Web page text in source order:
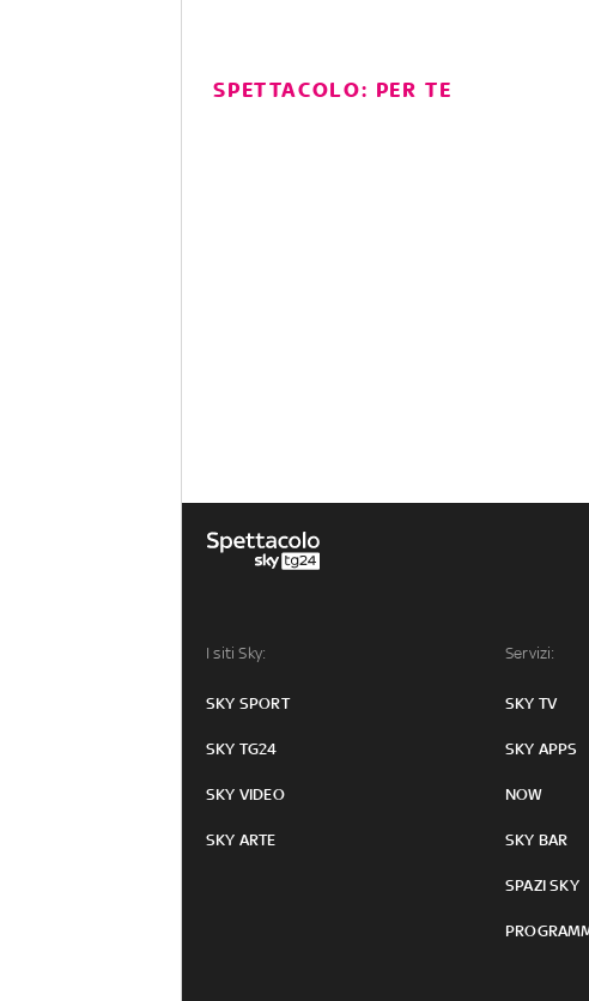
SPETTACOLO: PER TE
I siti Sky:
SKY SPORT
SKY TG24
SKY VIDEO
SKY ARTE
Servizi:
SKY TV
SKY APPS
NOW
SKY BAR
SPAZI SKY